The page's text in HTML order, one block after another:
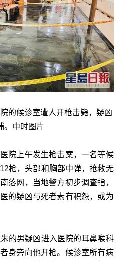
的候诊室遭人开枪击毙，疑凶
。中时图片
院上午发生枪击案，一名等候
枪，头部和胸部中弹，抢救无
落网，当地警方初步调查指，
的疑凶与死者素有积怨，或为
的男疑凶进入医院的耳鼻喉科
身旁向他开枪。候诊室所有病